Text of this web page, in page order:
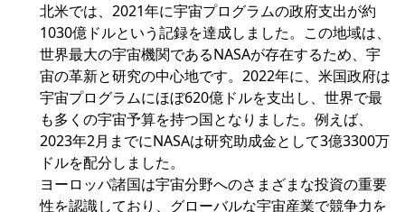
北米では、2021年に宇宙プログラムの政府支出が約
1030億ドルという記録を達成しました。この地域は、
世界最大の宇宙機関であるNASAが存在するため、宇
宙の革新と研究の中心地です。2022年に、米国政府は
宇宙プログラムにほぼ620億ドルを支出し、世界で最
も多くの宇宙予算を持つ国となりました。例えば、
2023年2月までにNASAは研究助成金として3億3300万
ドルを配分しました。
ヨーロッパ諸国は宇宙分野へのさまざまな投資の重要
性を認識しており、グローバルな宇宙産業で競争力を